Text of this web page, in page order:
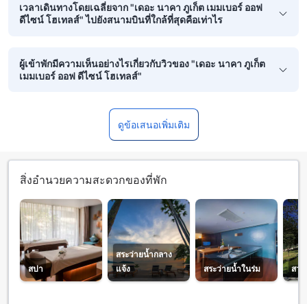
เวลาเดินทางโดยเฉลี่ยจาก "เดอะ นาคา ภูเก็ต เมมเบอร์ ออฟ
ดีไซน์ โฮเทลส์" ไปยังสนามบินที่ใกล้ที่สุดคือเท่าไร
ผู้เข้าพักมีความเห็นอย่างไรเกี่ยวกับวิวของ "เดอะ นาคา ภูเก็ต
เมมเบอร์ ออฟ ดีไซน์ โฮเทลส์"
ดูข้อเสนอเพิ่มเติม
สิ่งอำนวยความสะดวกของที่พัก
สปา
สระว่ายน้ำกลาง
แจ้ง
สระว่ายน้ำในร่ม สวน